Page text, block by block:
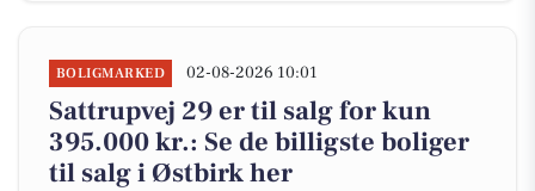
BOLIGMARKED 02-08-2026 10:01
Sattrupvej 29 er til salg for kun
395.000 kr.: Se de billigste boliger
til salg i Østbirk her